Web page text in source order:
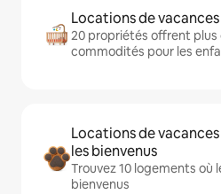
Locations de
20 propriétés offrent plus
commodités pour les
Locations de
les bienvenus
Trouvez 10 logements où
bienvenus